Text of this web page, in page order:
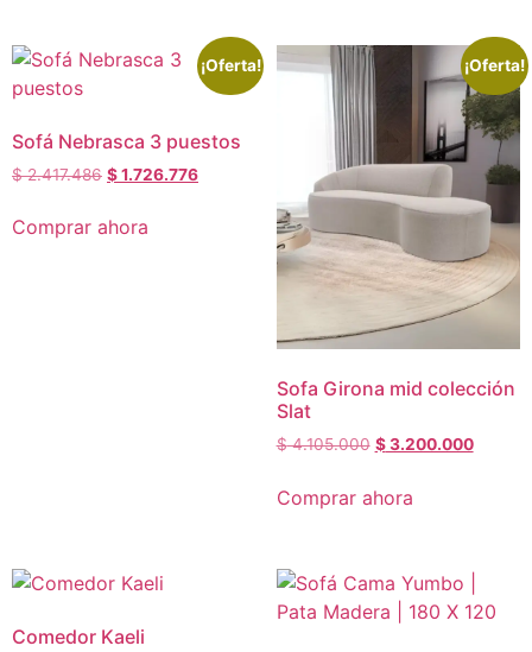
¡Oferta!
Sofá Nebrasca 3 puestos
$2.417.486 $1.726.776
Comprar ahora
¡Oferta!
Sofa Girona mid colección
Slat
$4.105.000 $3.200.000
Comprar ahora
Comedor Kaeli